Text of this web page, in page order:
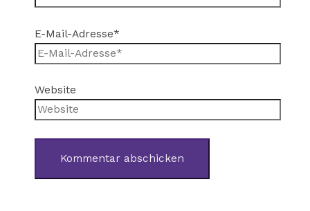
E-Mail-Adresse*
Website